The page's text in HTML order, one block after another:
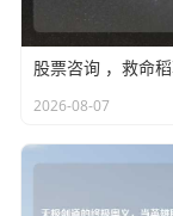
2026-08-07